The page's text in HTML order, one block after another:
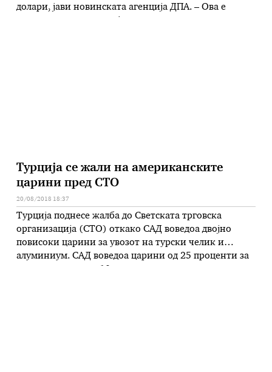
долари, јави новинската агенција ДПА. – Ова е
Турција се жали на американските
царини пред СТО
20/08/2018 18:37
Турција поднесе жалба до Светската трговска
организација (СТО) откако САД воведоа двојно
повисоки царини за увозот на турски челик и
алуминиум. САД воведоа царини од 25 проценти за